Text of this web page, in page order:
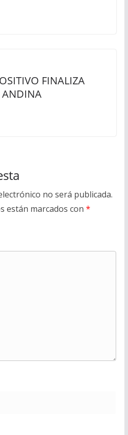
FINALIZA
ANDINA
no será publicada.
están marcados con *